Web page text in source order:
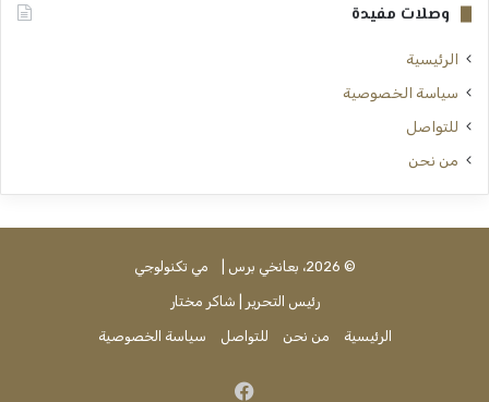
وصلات مفيدة
الرئيسية
سياسة الخصوصية
للتواصل
من نحن
© 2026، بعانخي برس | مي تكنولوجي
رئيس التحرير | شاكر مختار
الرئيسية من نحن للتواصل سياسة الخصوصية